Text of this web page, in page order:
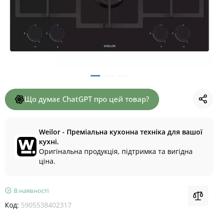
Що думає ChatGPT про цей товар?
Weilor - Преміальна кухонна техніка для вашої
кухні.
Оригінальна продукція, підтримка та вигідна
ціна.
В наявності
Код: 5905538402317